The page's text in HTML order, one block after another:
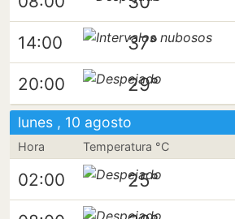
14:00 37°
20:00 29°
lunes , 10 agosto
Hora Temperatura °C
02:00 25°